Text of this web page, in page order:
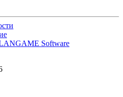
Software